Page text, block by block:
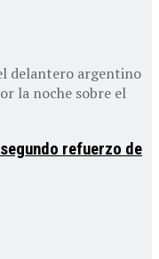
delantero argentino
la noche sobre el
refuerzo de